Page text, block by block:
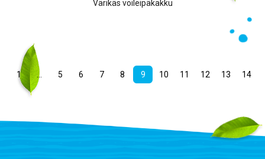
Värikäs voileipäkakku
1 … 5 6 7 8 9 10 11 12 13 14